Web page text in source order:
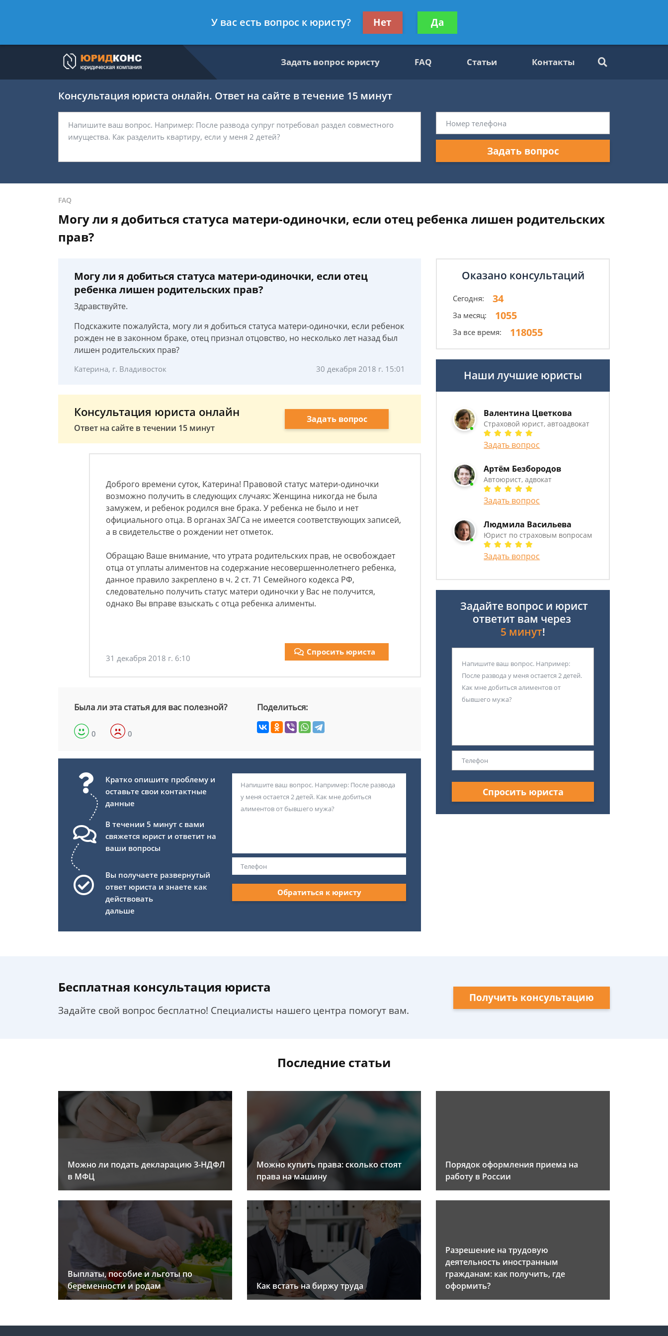
- Автоюрист, адвокат
Получите консультацию
бесплатно
Задать вопрос юристу FAQ Статьи Контакты
Консультация юриста онлайн. Ответ на сайте в течение 15 минут
Задать вопрос
FAQ
Могу ли я добиться статуса матери-одиночки, если отец ребенка лишен родительских
прав?
Могу ли я добиться статуса матери-одиночки, если отец
ребенка лишен родительских прав?
Здравствуйте.
Подскажите пожалуйста, могу ли я добиться статуса матери-одиночки, если ребенок
рожден не в законном браке, отец признал отцовство, но несколько лет назад был
лишен родительских прав?
Катерина, г. Владивосток 30 декабря 2018 г. 15:01
Консультация юриста онлайн
Ответ на сайте в течении 15 минут
Задать вопрос
Доброго времени суток, Катерина! Правовой статус матери-одиночки
возможно получить в следующих случаях: Женщина никогда не была
замужем, и ребенок родился вне брака. У ребенка не было и нет
официального отца. В органах ЗАГСа не имеется соответствующих записей,
а в свидетельстве о рождении нет отметок.
Обращаю Ваше внимание, что утрата родительских прав, не освобождает
отца от уплаты алиментов на содержание несовершеннолетнего ребенка,
данное правило закреплено в ч. 2 ст. 71 Семейного кодекса РФ,
следовательно получить статус матери одиночки у Вас не получится,
однако Вы вправе взыскать с отца ребенка алименты.
31 декабря 2018 г. 6:10
Спросить юриста
Была ли эта статья для вас полезной?
0 0
Поделиться:
Кратко опишите проблему и
оставьте свои контактные
данные
В течении 5 минут с вами
свяжется юрист и ответит на
ваши вопросы
Вы получаете развернутый
ответ юриста и знаете как
действовать
дальше
Обратиться к юристу
Оказано консультаций
Сегодня: 34
За месяц: 1055
За все время: 118055
Наши лучшие юристы
Валентина Цветкова
Страховой юрист, автоадвокат
Задать вопрос
Артём Безбородов
Автоюрист, адвокат
Задать вопрос
Людмила Васильева
Юрист по страховым вопросам
Задать вопрос
Задайте вопрос и юрист
ответит вам через
5 минут!
Спросить юриста
Бесплатная консультация юриста
Задайте свой вопрос бесплатно! Специалисты нашего центра помогут вам.
Получить консультацию
Последние статьи
Можно ли подать декларацию 3-НДФЛ
в МФЦ
Можно купить права: сколько стоят
права на машину
Порядок оформления приема на
работу в России
Выплаты, пособие и льготы по
беременности и родам
Как встать на биржу труда
Разрешение на трудовую
деятельность иностранным
гражданам: как получить, где
оформить?
У вас есть вопрос к юристу? Нет Да